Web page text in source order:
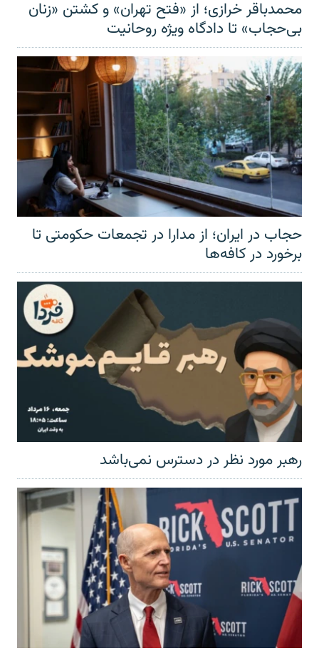
محمدباقر خرازی؛ از «فتح تهران» و کشتن «زنان
بی‌حجاب» تا دادگاه ویژه روحانیت
حجاب در ایران؛ از مدارا در تجمعات حکومتی تا
برخورد در کافه‌ها
رهبر مورد نظر در دسترس نمی‌باشد